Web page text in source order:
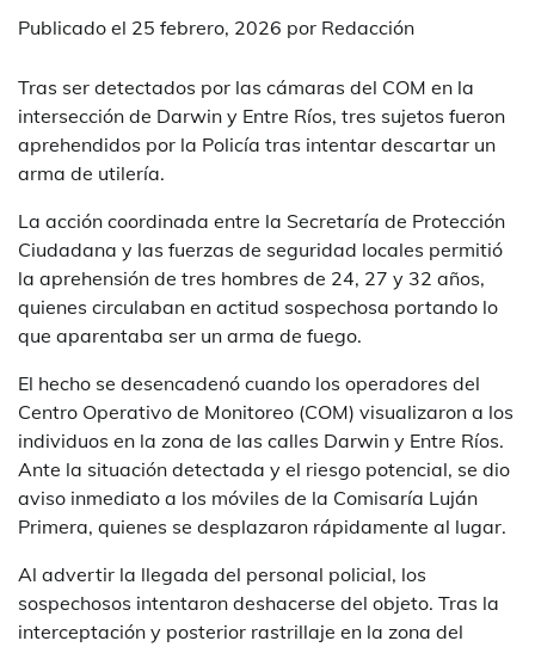
Publicado el 25 febrero, 2026 por Redacción
Tras ser detectados por las cámaras del COM en la
intersección de Darwin y Entre Ríos, tres sujetos fueron
aprehendidos por la Policía tras intentar descartar un
arma de utilería.
La acción coordinada entre la Secretaría de Protección
Ciudadana y las fuerzas de seguridad locales permitió
la aprehensión de tres hombres de 24, 27 y 32 años,
quienes circulaban en actitud sospechosa portando lo
que aparentaba ser un arma de fuego.
El hecho se desencadenó cuando los operadores del
Centro Operativo de Monitoreo (COM) visualizaron a los
individuos en la zona de las calles Darwin y Entre Ríos.
Ante la situación detectada y el riesgo potencial, se dio
aviso inmediato a los móviles de la Comisaría Luján
Primera, quienes se desplazaron rápidamente al lugar.
Al advertir la llegada del personal policial, los
sospechosos intentaron deshacerse del objeto. Tras la
interceptación y posterior rastrillaje en la zona del